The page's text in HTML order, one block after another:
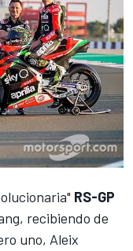
RS-GP
, recibiendo de
uno, Aleix